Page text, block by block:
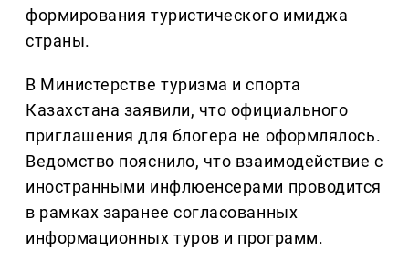
формирования туристического имиджа
страны.
В Министерстве туризма и спорта
Казахстана заявили, что официального
приглашения для блогера не оформлялось.
Ведомство пояснило, что взаимодействие с
иностранными инфлюенсерами проводится
в рамках заранее согласованных
информационных туров и программ.